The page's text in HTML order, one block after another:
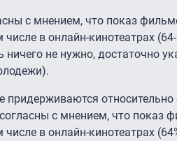
с мнением, что показ
числе в онлайн-кинотеатрах
не нужно, достаточно
с мнением, что показ
числе в онлайн-кинотеатрах